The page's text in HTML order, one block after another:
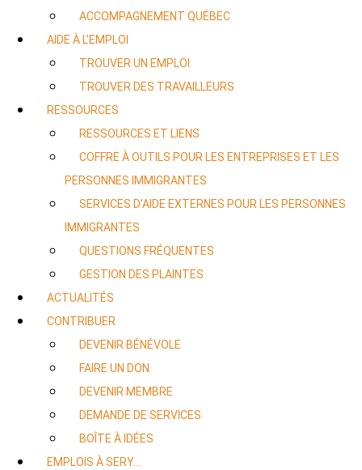
ACCOMPAGNEMENT QUÉBEC
AIDE À L’EMPLOI
TROUVER UN EMPLOI
TROUVER DES TRAVAILLEURS
RESSOURCES
RESSOURCES ET LIENS
COFFRE À OUTILS POUR LES ENTREPRISES ET LES
PERSONNES IMMIGRANTES
SERVICES D’AIDE EXTERNES POUR LES PERSONNES
IMMIGRANTES
QUESTIONS FRÉQUENTES
GESTION DES PLAINTES
ACTUALITÉS
CONTRIBUER
DEVENIR BÉNÉVOLE
FAIRE UN DON
DEVENIR MEMBRE
DEMANDE DE SERVICES
BOÎTE À IDÉES
EMPLOIS À SERY…